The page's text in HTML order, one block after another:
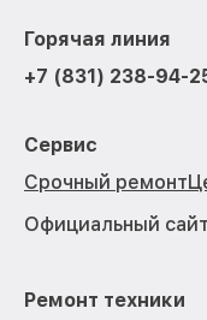
Горячая линия
+7 (831) 238-94-
Сервис
Срочный ремонт
Официальный
Ремонт техники